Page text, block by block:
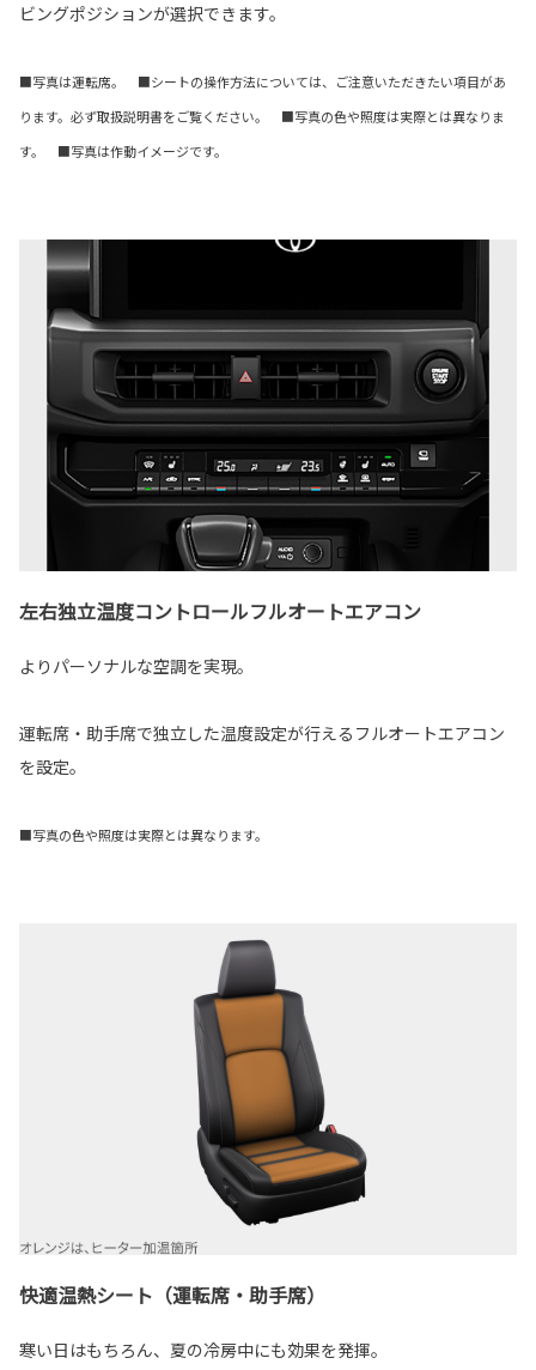
ビングポジションが選択できます。
■写真は運転席。 ■シートの操作方法については、ご注意いただきたい項目があ
ります。必ず取扱説明書をご覧ください。 ■写真の色や照度は実際とは異なりま
す。 ■写真は作動イメージです。
左右独立温度コントロールフルオートエアコン
よりパーソナルな空調を実現。
運転席・助手席で独立した温度設定が行えるフルオートエアコン
を設定。
■写真の色や照度は実際とは異なります。
快適温熱シート（運転席・助手席）
寒い日はもちろん、夏の冷房中にも効果を発揮。